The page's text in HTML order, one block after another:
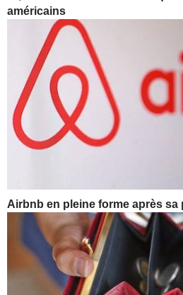
américains
Airbnb en pleine forme après